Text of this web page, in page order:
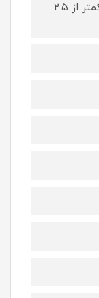
جنس بدنه آلیاژ برنج MS60 با سرب کمتر از 2.5